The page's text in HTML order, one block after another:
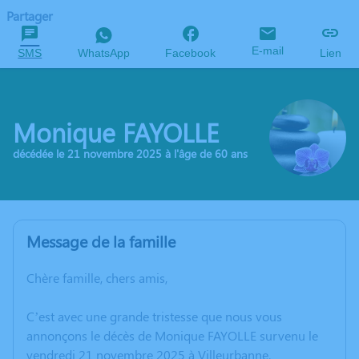
Partager
SMS WhatsApp Facebook E-mail Lien
Monique FAYOLLE
décédée le 21 novembre 2025 à l'âge de 60 ans
Message de la famille
Chère famille, chers amis,
C’est avec une grande tristesse que nous vous
annonçons le décès de Monique FAYOLLE survenu le
vendredi 21 novembre 2025 à Villeurbanne.